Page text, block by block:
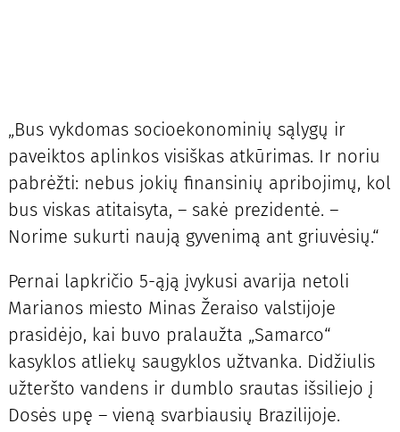
„Bus vykdomas socioekonominių sąlygų ir
paveiktos aplinkos visiškas atkūrimas. Ir noriu
pabrėžti: nebus jokių finansinių apribojimų, kol
bus viskas atitaisyta, – sakė prezidentė. –
Norime sukurti naują gyvenimą ant griuvėsių.“
Pernai lapkričio 5-ąją įvykusi avarija netoli
Marianos miesto Minas Žeraiso valstijoje
prasidėjo, kai buvo pralaužta „Samarco“
kasyklos atliekų saugyklos užtvanka. Didžiulis
užteršto vandens ir dumblo srautas išsiliejo į
Dosės upę – vieną svarbiausių Brazilijoje.